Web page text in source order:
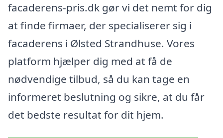
facaderens-pris.dk gør vi det nemt for dig
at finde firmaer, der specialiserer sig i
facaderens i Ølsted Strandhuse. Vores
platform hjælper dig med at få de
nødvendige tilbud, så du kan tage en
informeret beslutning og sikre, at du får
det bedste resultat for dit hjem.